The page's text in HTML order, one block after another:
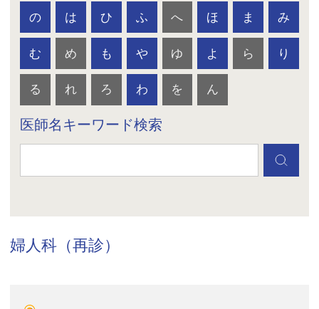
の は ひ ふ へ ほ ま み
む め も や ゆ よ ら り
る れ ろ わ を ん
医師名キーワード検索
婦人科（再診）